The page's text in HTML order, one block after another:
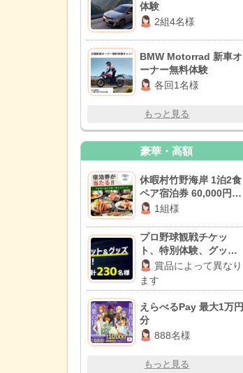
体験
2組4名様
BMW Motorrad 新車オ
ーナー無料体験
各回1名様
もっと見る
豪華・高額
休暇村竹野海岸 1泊2食
ペア宿泊券 60,000円相
当 1組様
プロ野球観戦チケッ
ト、特別体験、グッズ
など賞品によって異なり
ます
えらべるPay 最大1万円
分
888名様
もっと見る